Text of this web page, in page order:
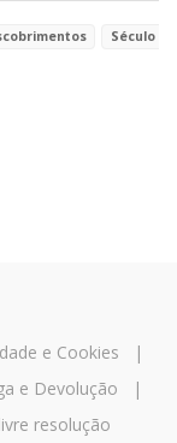
Século
e Cookies |
e Devolução |
resolução